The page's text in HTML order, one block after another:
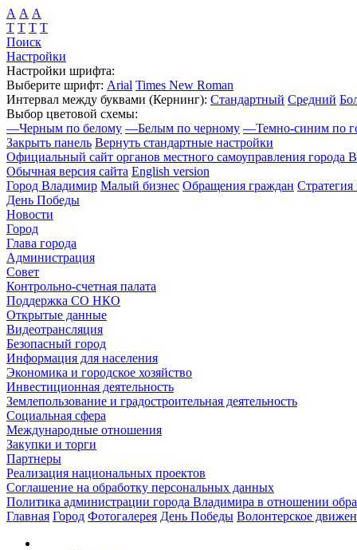
А А А
Т Т Т Т
Поиск
Настройки
Настройки шрифта:
Выберите шрифт: Arial Times New Roman
Интервал между буквами (Кернинг): Стандартный Средний
Выбор цветовой схемы:
—Черным по белому —Белым по черному —Темно-синим по
Закрыть панель Вернуть стандартные настройки
Официальный сайт органов местного самоуправления города
Обычная версия сайта English version
Город Владимир Малый бизнес Обращения граждан Стратегия
День Победы
Новости
Город
Глава города
Администрация
Совет
Контрольно-счетная палата
Поддержка СО НКО
Открытые данные
Видеотрансляция
Безопасный город
Информация для населения
Экономика и городское хозяйство
Инвестиционная деятельность
Землепользование и градостроительная деятельность
Социальная сфера
Международные отношения
Закупки и торги
Партнеры
Реализация национальных проектов
Соглашение на обработку персональных данных
Политика администрации города Владимира в отношении
Главная Город Фотогалерея День Победы Волонтерское